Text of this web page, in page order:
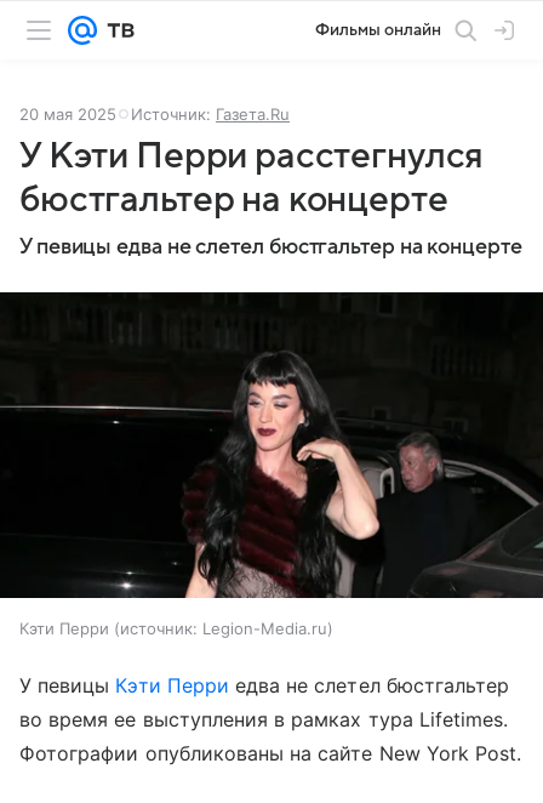
Фильмы онлайн
20 мая 2025 Источник: Газета.Ru
У Кэти Перри расстегнулся
бюстгальтер на концерте
У певицы едва не слетел бюстгальтер на концерте
Кэти Перри источник: Legion-Media.ru
У певицы Кэти Перри едва не слетел бюстгальтер
во время ее выступления в рамках тура Lifetimes.
Фотографии опубликованы на сайте New York Post.